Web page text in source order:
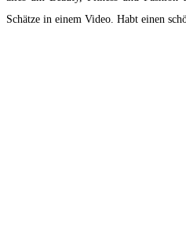
Schätze in einem Video. Habt einen